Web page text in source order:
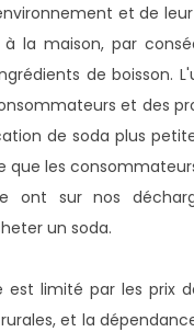
et de
à la maison, par
de boisson.
et des
de soda plus
que les
ont sur nos
un soda.
est limité par les
et la